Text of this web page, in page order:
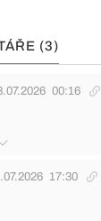
(3)
00:16
17:30